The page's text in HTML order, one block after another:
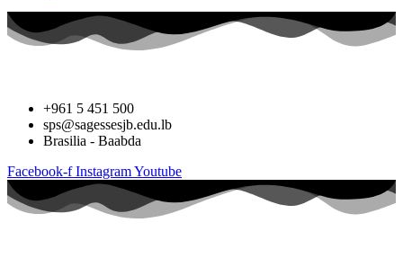
+961 5 451 500
sps@sagessesjb.edu.lb
Brasilia - Baabda
Facebook-f InstagramYoutube